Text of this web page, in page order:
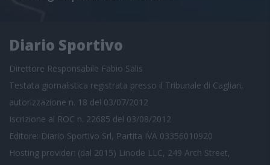
Diario Sportivo
Direttore Responsabile Fabio Salis
Testata giornalistica registrata presso il Tribunale di Cagliari,
autorizzazione n. 18 del 03/07/2012
Iscrizione al ROC n. 22685 del 03/08/2012
Editore: Diario Sportivo Srl, Partita IVA 03356010920
Hosting provider: (dal 2015) Linode LLC, 249 Arch Street,